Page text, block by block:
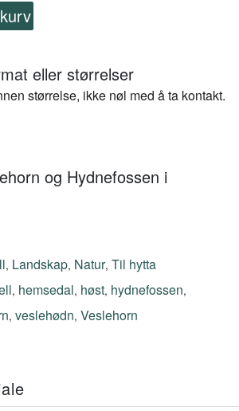
eller størrelser
størrelse, ikke nøl med å ta kontakt.
og Hydnefossen i
, Landskap, Natur, Til hytta
, hemsedal, høst, hydnefossen,
, veslehødn, Veslehorn